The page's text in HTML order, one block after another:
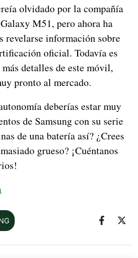
olvidado por la compañía
M51, pero ahora ha
revelarse información sobre
oficial. Todavía es
detalles de este móvil,
pronto al mercado.
deberías estar muy
de Samsung con su serie
de una batería así? ¿Crees
grueso? ¡Cuéntanos